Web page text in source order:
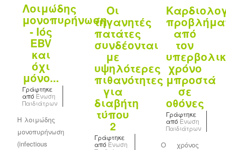
Λοιμώδης
μονοπυρήνωση
- Ιός
EBV
και
όχι
μόνο...
Γράφτηκε
από Ένωση
Παιδιάτρων
Η λοιμώδης
μονοπυρήνωση
(infectious
Οι
τηγανητές
πατάτες
συνδέονται
με
υψηλότερες
πιθανότητες
για
διαβήτη
τύπου
2
Γράφτηκε
από Ένωση
από
τον
χρόνο
μπροστά
σε
οθόνες
Γράφτηκε
από Ένωση
Παιδιάτρων
Ο χρόνος